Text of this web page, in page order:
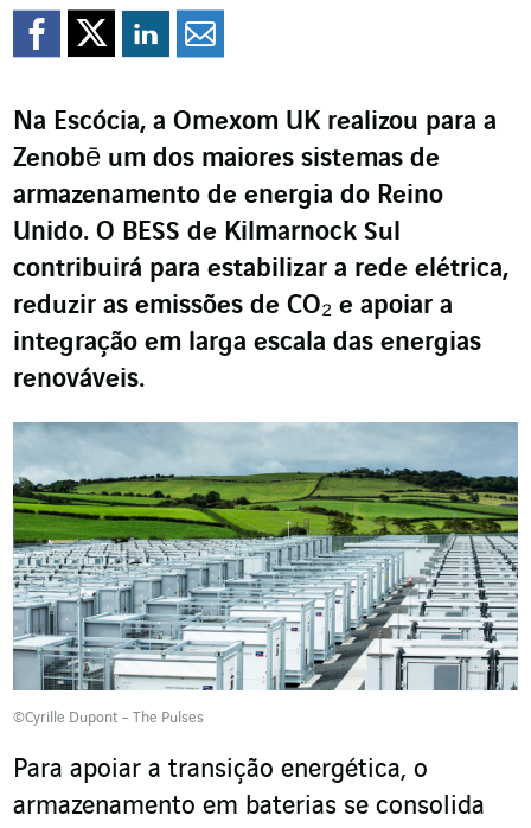
Compartilhar no
Compartilhar no
Compartilhar no
Na Escócia, a Omexom UK realizou para a
Zenobē um dos maiores sistemas de
armazenamento de energia do Reino
Unido. O BESS de Kilmarnock Sul
contribuirá para estabilizar a rede elétrica,
reduzir as emissões de CO₂ e apoiar a
integração em larga escala das energias
renováveis.
©Cyrille Dupont – The Pulses
Para apoiar a transição energética, o
armazenamento em baterias se consolida